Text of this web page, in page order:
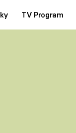
TV Program